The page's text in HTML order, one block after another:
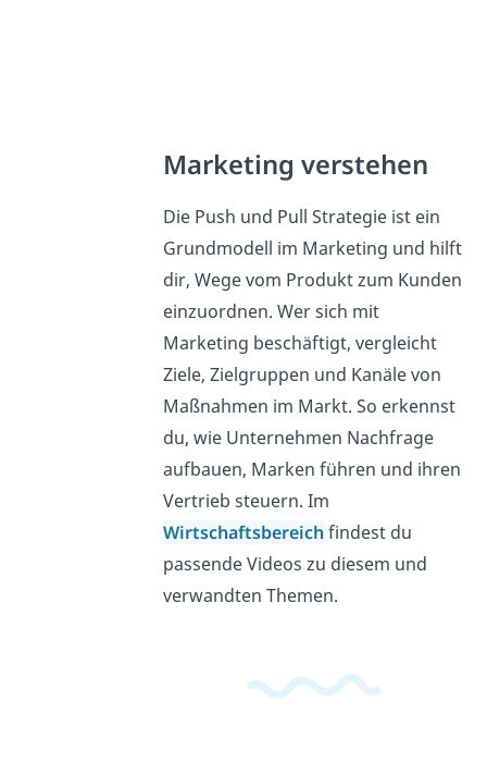
Marketing verstehen
Die Push und Pull Strategie ist ein
Grundmodell im Marketing und hilft
dir, Wege vom Produkt zum Kunden
einzuordnen. Wer sich mit
Marketing beschäftigt, vergleicht
Ziele, Zielgruppen und Kanäle von
Maßnahmen im Markt. So erkennst
du, wie Unternehmen Nachfrage
aufbauen, Marken führen und ihren
Vertrieb steuern. Im
Wirtschaftsbereich findest du
passende Videos zu diesem und
verwandten Themen.